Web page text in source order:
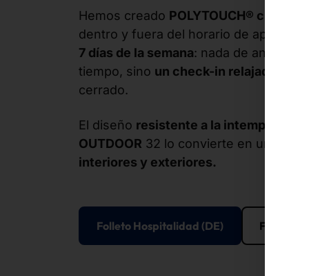
Hemos creado POLYTOUCH® check-in
dentro y fuera del horario de apertura.
7 días de la semana: nada de
tiempo, sino un check-in relajado
cerrado.
El diseño resistente a la intemperie
OUTDOOR 32 lo convierte en un
interiores y exteriores.
Folleto Hospitalidad (DE) Folleto